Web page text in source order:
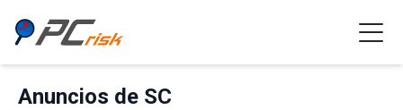
Anuncios de SC